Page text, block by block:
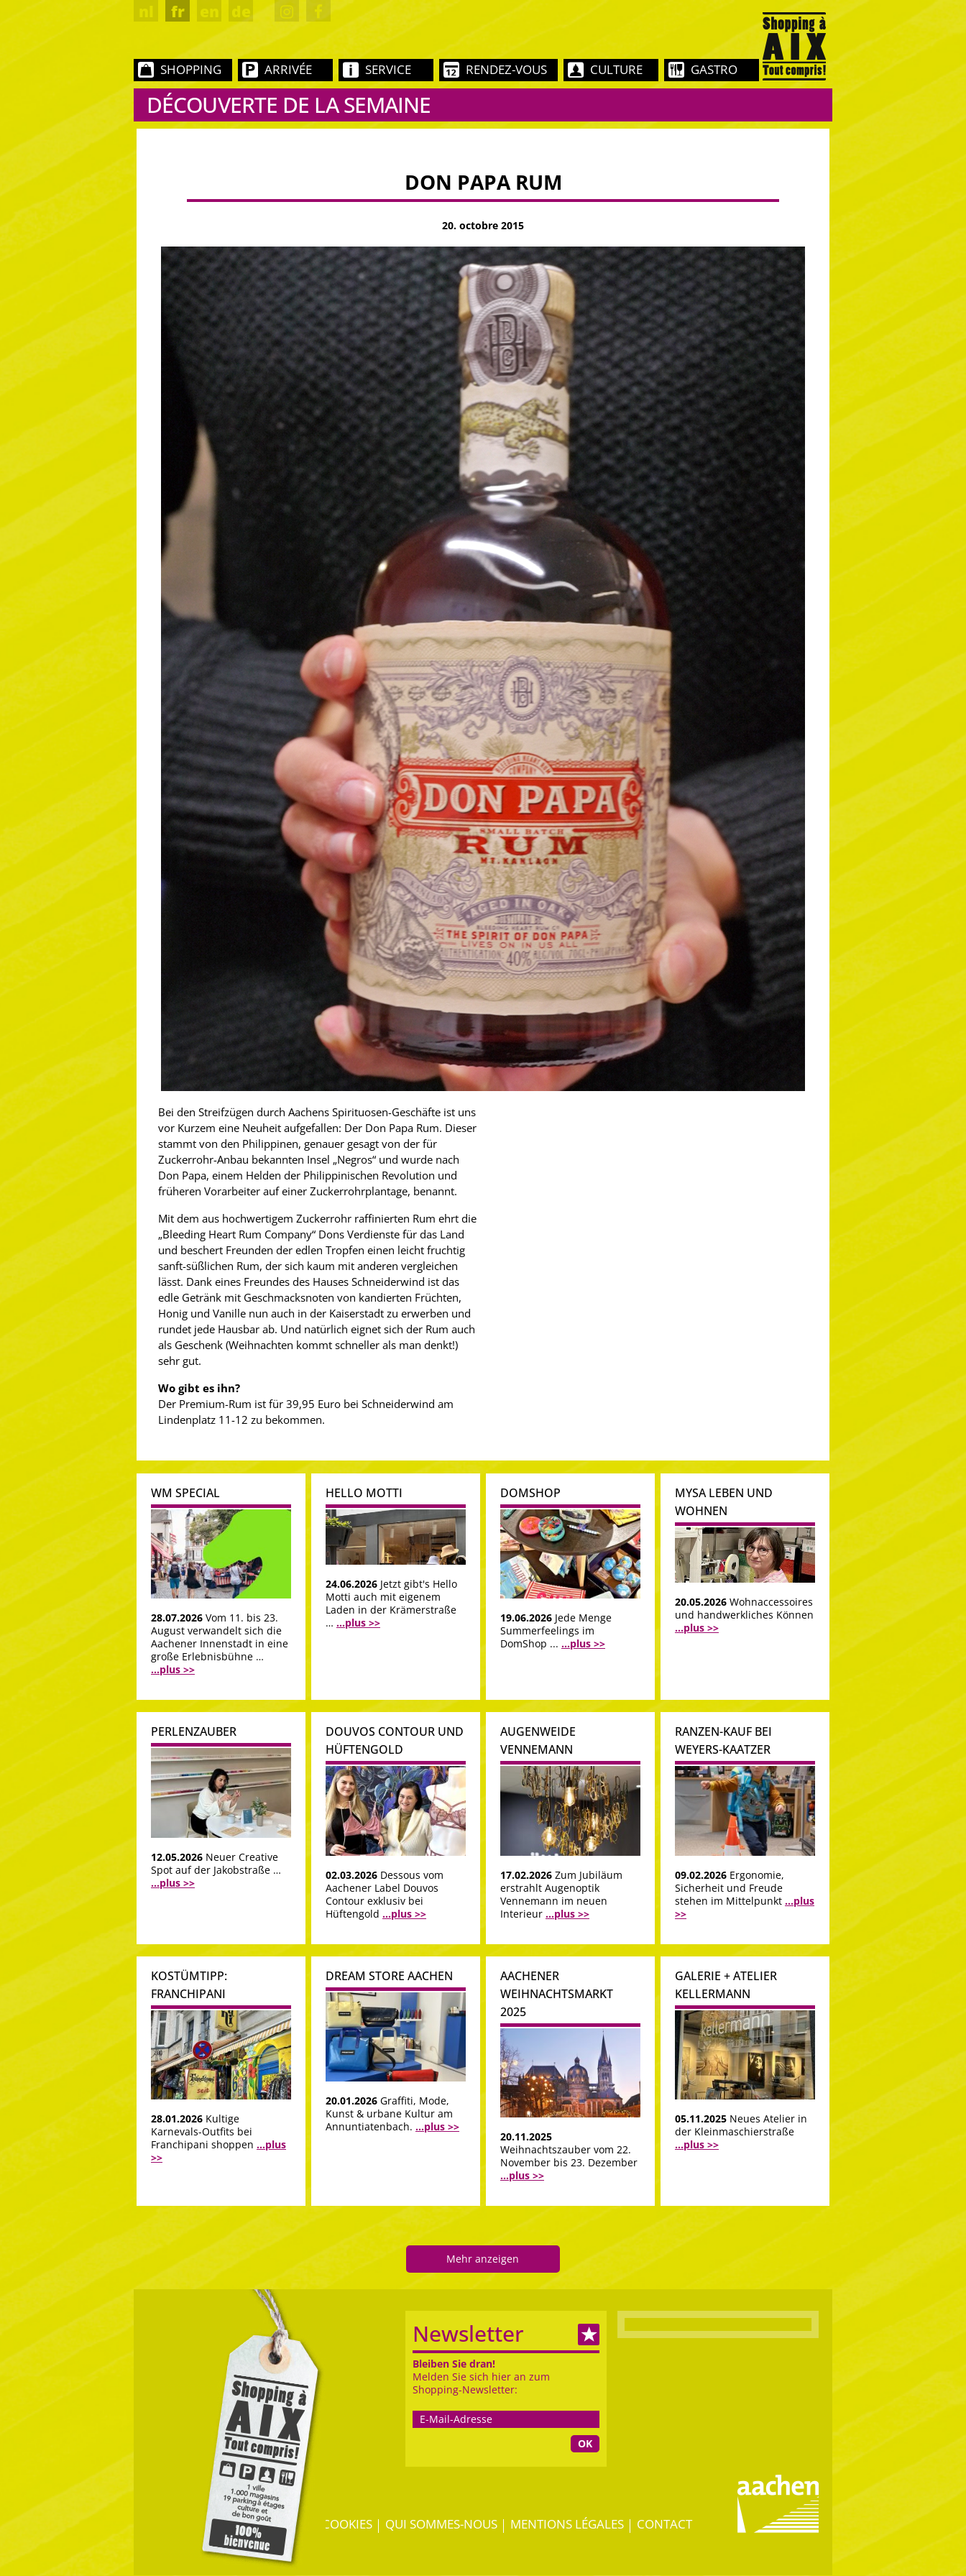
nl fr en de
SHOPPING ARRIVÉE SERVICE RENDEZ-VOUS CULTURE GASTRO
DÉCOUVERTE DE LA SEMAINE
DON PAPA RUM
20. octobre 2015
Bei den Streifzügen durch Aachens Spirituosen-Geschäfte ist uns
vor Kurzem eine Neuheit aufgefallen: Der Don Papa Rum. Dieser
stammt von den Philippinen, genauer gesagt von der für
Zuckerrohr-Anbau bekannten Insel „Negros“ und wurde nach
Don Papa, einem Helden der Philippinischen Revolution und
früheren Vorarbeiter auf einer Zuckerrohrplantage, benannt.
Mit dem aus hochwertigem Zuckerrohr raffinierten Rum ehrt die
„Bleeding Heart Rum Company“ Dons Verdienste für das Land
und beschert Freunden der edlen Tropfen einen leicht fruchtig
sanft-süßlichen Rum, der sich kaum mit anderen vergleichen
lässt. Dank eines Freundes des Hauses Schneiderwind ist das
edle Getränk mit Geschmacksnoten von kandierten Früchten,
Honig und Vanille nun auch in der Kaiserstadt zu erwerben und
rundet jede Hausbar ab. Und natürlich eignet sich der Rum auch
als Geschenk (Weihnachten kommt schneller als man denkt!)
sehr gut.
Wo gibt es ihn?
Der Premium-Rum ist für 39,95 Euro bei Schneiderwind am
Lindenplatz 11-12 zu bekommen.
WM SPECIAL
28.07.2026 Vom 11. bis 23.
August verwandelt sich die
Aachener Innenstadt in eine
große Erlebnisbühne …
...plus >>
HELLO MOTTI
24.06.2026 Jetzt gibt's Hello
Motti auch mit eigenem
Laden in der Krämerstraße
… ...plus >>
DOMSHOP
19.06.2026 Jede Menge
Summerfeelings im
DomShop ... ...plus >>
MYSA LEBEN UND
WOHNEN
20.05.2026 Wohnaccessoires
und handwerkliches Können
...plus >>
PERLENZAUBER
12.05.2026 Neuer Creative
Spot auf der Jakobstraße …
...plus >>
DOUVOS CONTOUR UND
HÜFTENGOLD
02.03.2026 Dessous vom
Aachener Label Douvos
Contour exklusiv bei
Hüftengold ...plus >>
AUGENWEIDE
VENNEMANN
17.02.2026 Zum Jubiläum
erstrahlt Augenoptik
Vennemann im neuen
Interieur ...plus >>
RANZEN-KAUF BEI
WEYERS-KAATZER
09.02.2026 Ergonomie,
Sicherheit und Freude
stehen im Mittelpunkt ...plus
>>
KOSTÜMTIPP:
FRANCHIPANI
28.01.2026 Kultige
Karnevals-Outfits bei
Franchipani shoppen ...plus
>>
DREAM STORE AACHEN
20.01.2026 Graffiti, Mode,
Kunst & urbane Kultur am
Annuntiatenbach. ...plus >>
AACHENER
WEIHNACHTSMARKT
2025
20.11.2025
Weihnachtszauber vom 22.
November bis 23. Dezember
...plus >>
GALERIE + ATELIER
KELLERMANN
05.11.2025 Neues Atelier in
der Kleinmaschierstraße
...plus >>
Mehr anzeigen
Newsletter
Bleiben Sie dran!
Melden Sie sich hier an zum
Shopping-Newsletter:
OK
COOKIES QUI SOMMES-NOUS MENTIONS LÉGALES CONTACT